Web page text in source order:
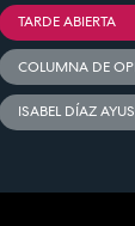
TARDE ABIERTA
COLUMNA DE
ISABEL DÍAZ